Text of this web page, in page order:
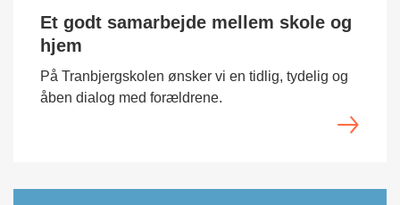
Et godt samarbejde mellem skole og
hjem
På Tranbjergskolen ønsker vi en tidlig, tydelig og
åben dialog med forældrene.